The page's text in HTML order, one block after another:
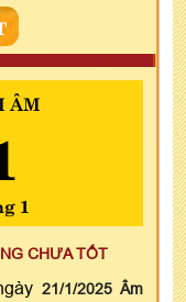
ÂM
1
CHƯA TỐT
21/1/2025 Âm